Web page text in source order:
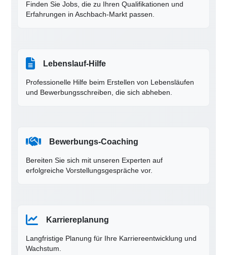
Finden Sie Jobs, die zu Ihren Qualifikationen und
Erfahrungen in Aschbach-Markt passen.
Lebenslauf-Hilfe
Professionelle Hilfe beim Erstellen von Lebensläufen
und Bewerbungsschreiben, die sich abheben.
Bewerbungs-Coaching
Bereiten Sie sich mit unseren Experten auf
erfolgreiche Vorstellungsgespräche vor.
Karriereplanung
Langfristige Planung für Ihre Karriereentwicklung und
Wachstum.